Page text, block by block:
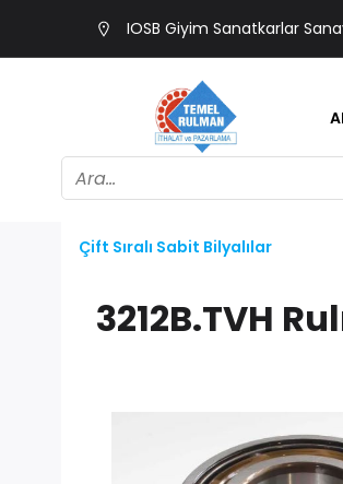
IOSB Giyim Sanatkarlar
Çift Sıralı Sabit Bilyalılar
3212B.TVH